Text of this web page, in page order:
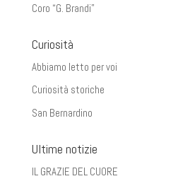
Coro “G. Brandi”
Curiosità
Abbiamo letto per voi
Curiosità storiche
San Bernardino
Ultime notizie
IL GRAZIE DEL CUORE